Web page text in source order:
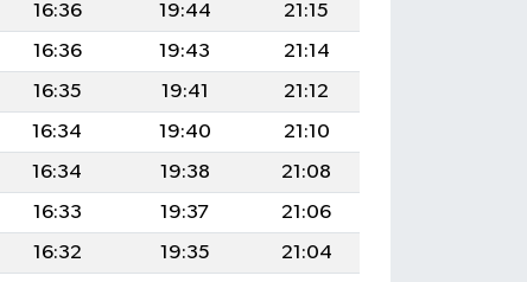
16:36 19:44
21:15
16:36 19:43
21:14
16:35 19:41
21:12
16:34 19:40
21:10
16:34 19:38
21:08
16:33 19:37
21:06
16:32 19:35
21:04